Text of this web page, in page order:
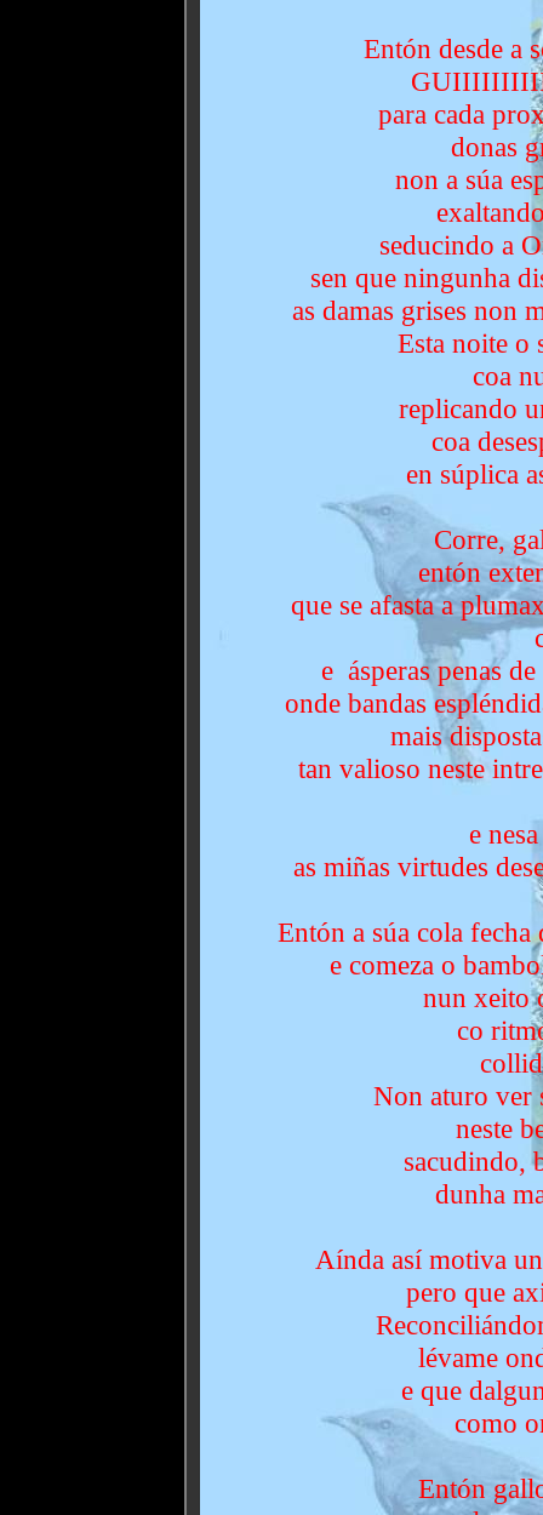
Entón desde a
para cada
donas
non a súa
seducindo a
sen que ningunha
as damas grises non
Esta noite o
coa
replicando
coa
en súplica
Corre,
entón
que se afasta a
e ásperas penas
onde bandas
mais
tan valioso neste
e
as miñas virtudes
Entón a súa cola
e comeza o
nun xeito
co
Non aturo ver
neste
sacudindo,
dunha
Aínda así motiva
pero que
lévame
e que
como
Entón